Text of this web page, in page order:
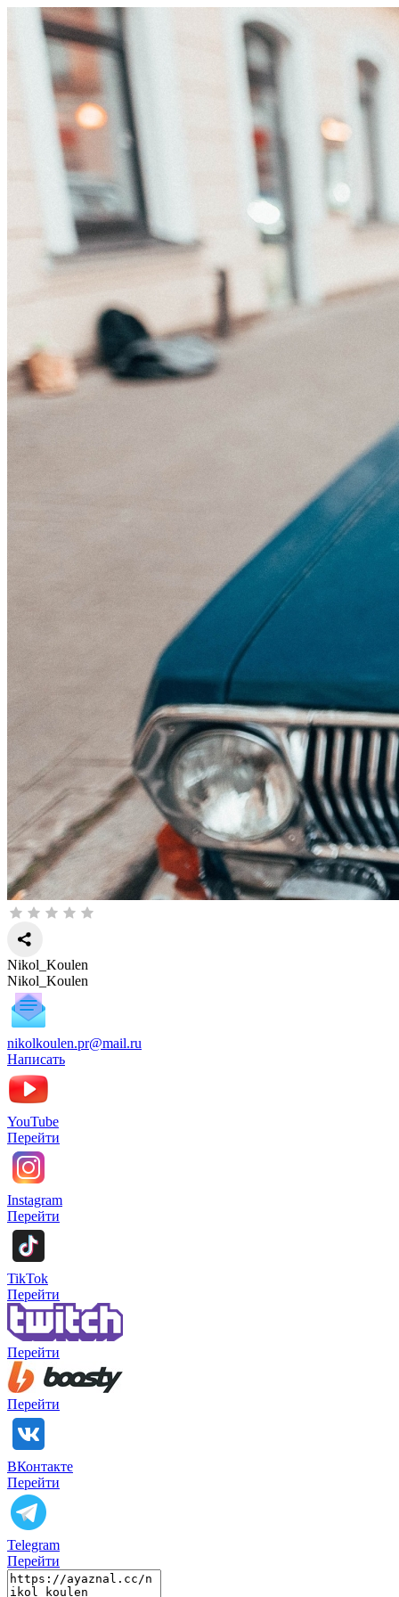
Nikol_Koulen
Nikol_Koulen
nikolkoulen.pr@mail.ru
Написать
YouTube
Перейти
Instagram
Перейти
TikTok
Перейти
Перейти
Перейти
ВКонтакте
Перейти
Telegram
Перейти